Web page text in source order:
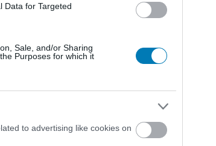
Data for Targeted
Sale, and/or Sharing
Purposes for which it
to advertising like cookies on
(X)